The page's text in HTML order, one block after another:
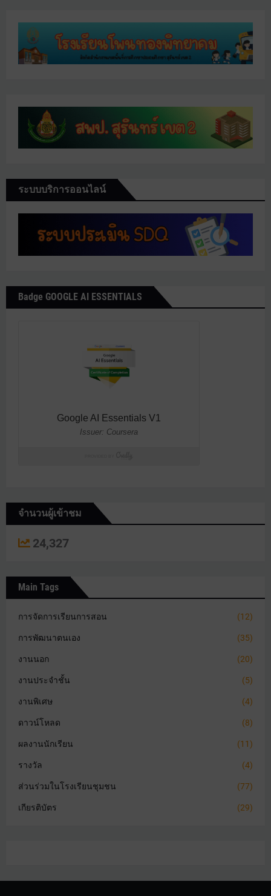
ระบบบริการออนไลน์
Badge GOOGLE AI ESSENTIALS
จำนวนผู้เข้าชม
24,327
Main Tags
การจัดการเรียนการสอน (12)
การพัฒนาตนเอง (35)
งานนอก (20)
งานประจำชั้น (5)
งานพิเศษ (4)
ดาวน์โหลด (8)
ผลงานนักเรียน (11)
รางวัล (4)
ส่วนร่วมในโรงเรียนชุมชน (77)
เกียรติบัตร (29)